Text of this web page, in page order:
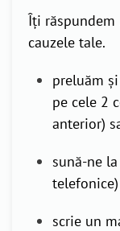
Îți
cauzele tale.
preluăm
pe cele 2
anterior)
sună-ne
telefonice)
scrie un